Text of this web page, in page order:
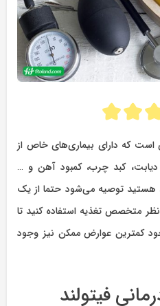
است که دارای بیماری‌های خاص از
کبد چرب،‌ کمبود آهن و …
هستید توصیه می‌شود حتما از یک
متخصص تغذیه استفاده کنید تا
کمترین عوارض ممکن نیز وجود
فیتولند